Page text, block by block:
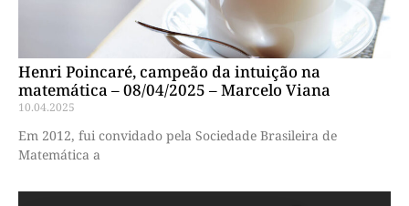
Henri Poincaré, campeão da intuição na
matemática – 08/04/2025 – Marcelo Viana
10.04.2025
Em 2012, fui convidado pela Sociedade Brasileira de
Matemática a